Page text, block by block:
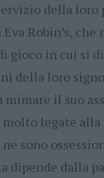
della loro
Robin’s,
gioco in cui si
della loro
mimare il suo
molto legate alla
sono
dipende dalla